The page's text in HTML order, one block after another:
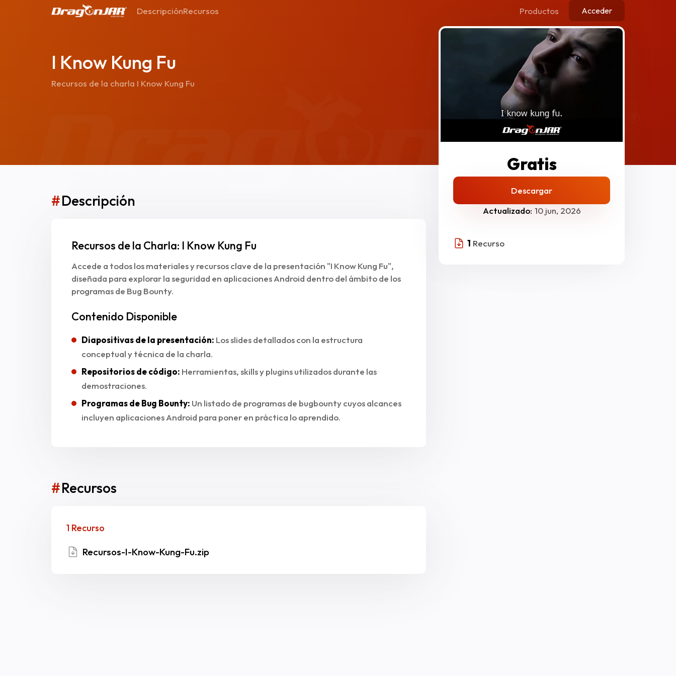
DescripciónRecursos Productos Acceder
I Know Kung Fu
Recursos de la charla I Know Kung Fu
#Descripción
Recursos de la Charla: I Know Kung Fu
Accede a todos los materiales y recursos clave de la presentación "I Know Kung Fu",
diseñada para explorar la seguridad en aplicaciones Android dentro del ámbito de los
programas de Bug Bounty.
Contenido Disponible
Diapositivas de la presentación: Los slides detallados con la estructura
conceptual y técnica de la charla.
Repositorios de código: Herramientas, skills y plugins utilizados durante las
demostraciones.
Programas de Bug Bounty: Un listado de programas de bugbounty cuyos alcances
incluyen aplicaciones Android para poner en práctica lo aprendido.
#Recursos
1 Recurso
Recursos-I-Know-Kung-Fu.zip
Gratis
Descargar
Actualizado: 10 jun, 2026
1 Recurso